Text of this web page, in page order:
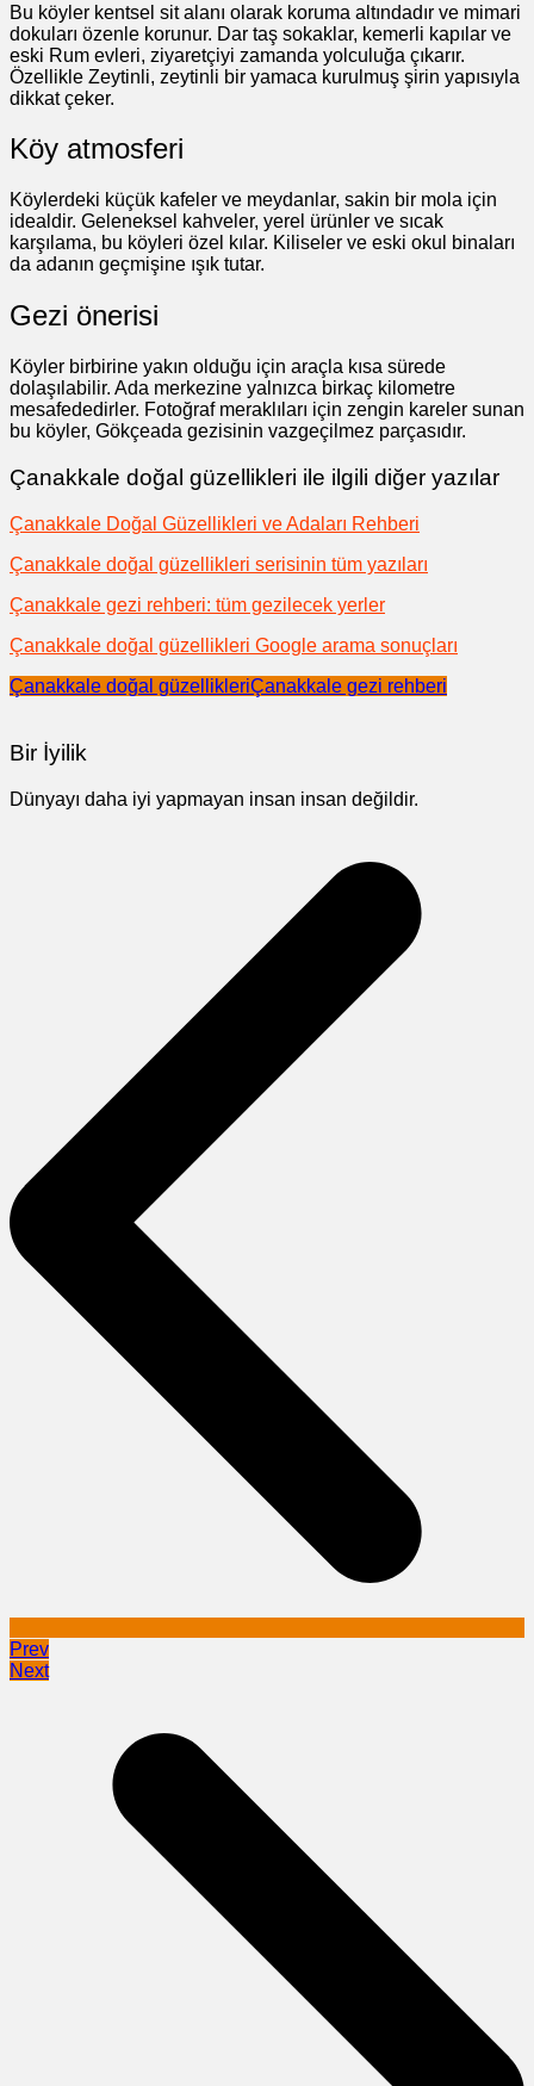
Bu köyler kentsel sit alanı olarak koruma altındadır ve mimari
dokuları özenle korunur. Dar taş sokaklar, kemerli kapılar ve
eski Rum evleri, ziyaretçiyi zamanda yolculuğa çıkarır.
Özellikle Zeytinli, zeytinli bir yamaca kurulmuş şirin yapısıyla
dikkat çeker.
Köy atmosferi
Köylerdeki küçük kafeler ve meydanlar, sakin bir mola için
idealdir. Geleneksel kahveler, yerel ürünler ve sıcak
karşılama, bu köyleri özel kılar. Kiliseler ve eski okul binaları
da adanın geçmişine ışık tutar.
Gezi önerisi
Köyler birbirine yakın olduğu için araçla kısa sürede
dolaşılabilir. Ada merkezine yalnızca birkaç kilometre
mesafededirler. Fotoğraf meraklıları için zengin kareler sunan
bu köyler, Gökçeada gezisinin vazgeçilmez parçasıdır.
Çanakkale doğal güzellikleri ile ilgili diğer yazılar
Çanakkale Doğal Güzellikleri ve Adaları Rehberi
Çanakkale doğal güzellikleri serisinin tüm yazıları
Çanakkale gezi rehberi: tüm gezilecek yerler
Çanakkale doğal güzellikleri Google arama sonuçları
Çanakkale doğal güzellikleriÇanakkale gezi rehberi
Bir İyilik
Dünyayı daha iyi yapmayan insan insan değildir.
Prev
Next